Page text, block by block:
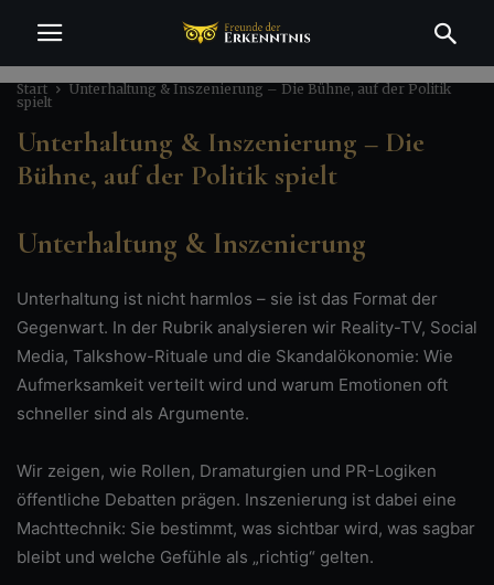
Start
Unterhaltung & Inszenierung – Die Bühne, auf der Politik
spielt
Unterhaltung & Inszenierung – Die
Bühne, auf der Politik spielt
Unterhaltung & Inszenierung
Unterhaltung ist nicht harmlos – sie ist das Format der
Gegenwart. In der Rubrik analysieren wir Reality-TV, Social
Media, Talkshow-Rituale und die Skandalökonomie: Wie
Aufmerksamkeit verteilt wird und warum Emotionen oft
schneller sind als Argumente.
Wir zeigen, wie Rollen, Dramaturgien und PR-Logiken
öffentliche Debatten prägen. Inszenierung ist dabei eine
Machttechnik: Sie bestimmt, was sichtbar wird, was sagbar
bleibt und welche Gefühle als „richtig“ gelten.